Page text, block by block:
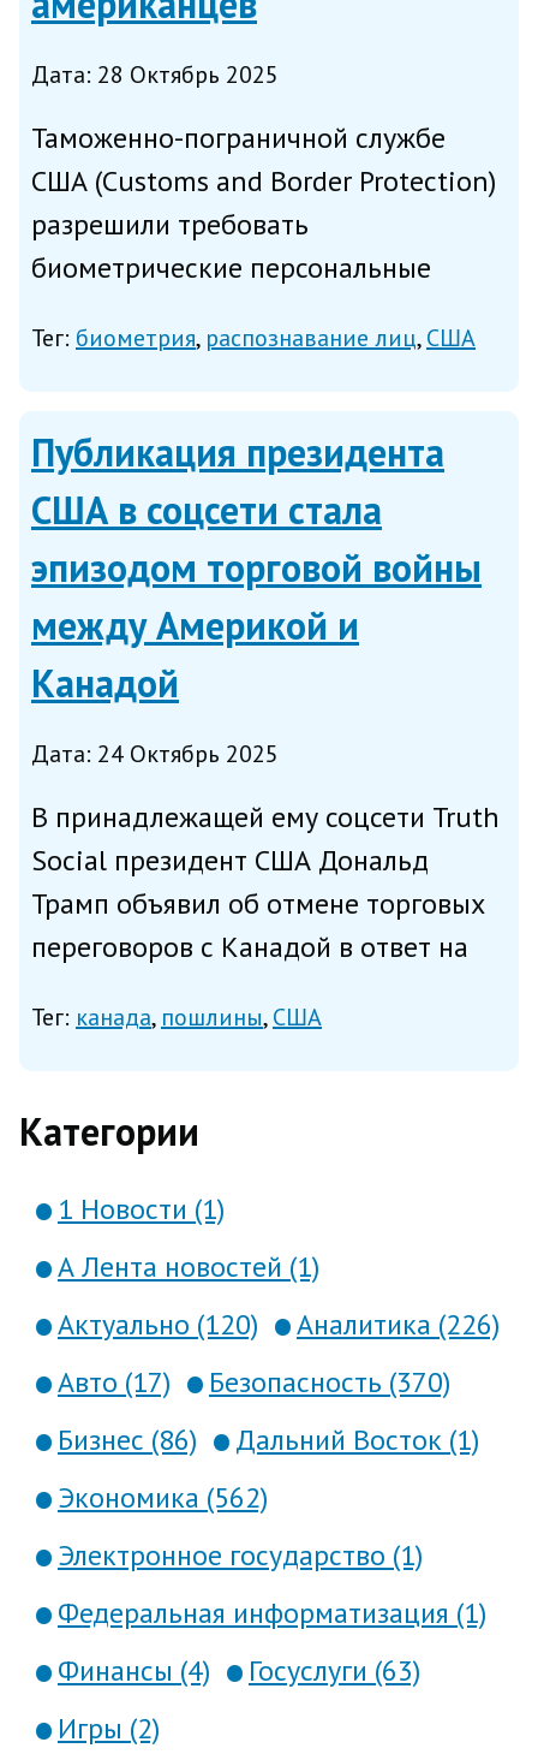
Дата: 28 Октябрь 2025
Таможенно-пограничной службе
США (Customs and Border Protection)
разрешили требовать
биометрические персональные
Америки на выезде из Соединённых
Nextgov/FCW со ссылкой на
нормативный докумен...
Тег: биометрия распознавание лиц США
Публикация президента
США в соцсети стала
эпизодом торговой войны
между Америкой и
Канадой
Дата: 24 Октябрь 2025
В принадлежащей ему соцсети Truth
Social президент США Дональд
Трамп объявил об отмене торговых
переговоров с Канадой в ответ на
фейковой рекламы с экс-
передал в четверг телеканал CNN.
Тег: канада пошлины США
Категории
1 Новости (1)
А Лента новостей (1)
Актуально (120)
Аналитика (226)
Авто (17)
Безопасность (370)
Бизнес (86)
Дальний Восток (1)
Экономика (562)
Электронное государство (1)
Федеральная информатизация (1)
Финансы (4)
Госуслуги (63)
Игры (2)